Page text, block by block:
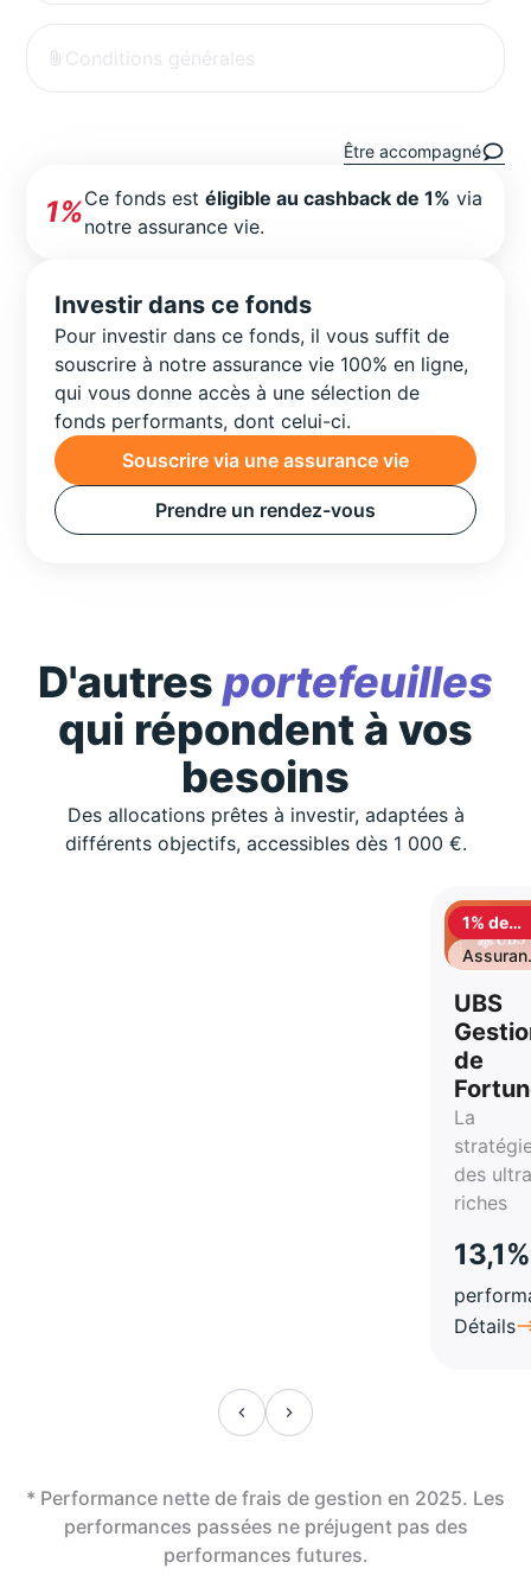
Conditions générales
Être accompagné
1%Ce fonds estéligible au cashback de 1% via
notre assurance vie.
Investir dans ce fonds
Pour investir dans ce fonds, il vous suffit de
souscrire à notre assurance vie 100% en ligne,
qui vous donne accès à une sélection de
fonds performants, dont celui-ci.
Souscrire via une assurance vie
Prendre un rendez-vous
D'autres portefeuilles
qui répondent à vos
besoins
Des allocations prêtes à investir, adaptées à
différents objectifs, accessibles dès 1 000 €.
1% de
UBS
de
La
des
riches
13,1%
Détails
* Performance nette de frais de gestion en 2025. Les
performances passées ne préjugent pas des
performances futures.